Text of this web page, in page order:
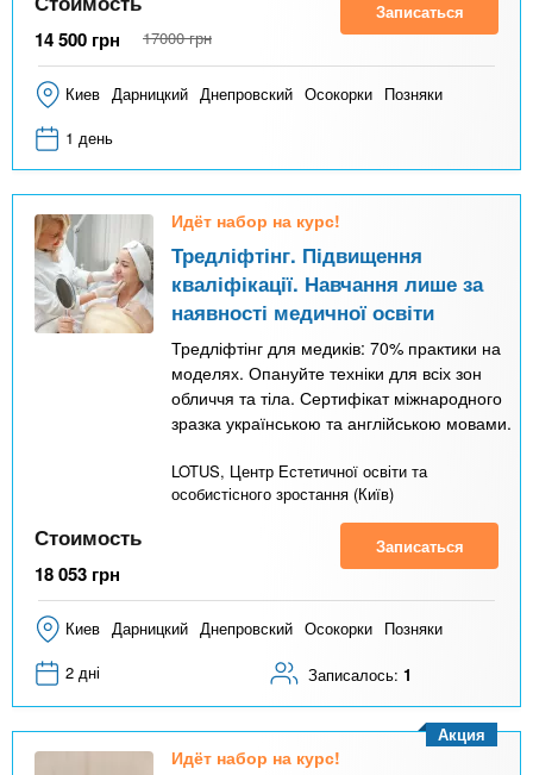
14 500 грн 17000 грн
Записаться
Киев Дарницкий Днепровский Осокорки Позняки
1 день
Идёт набор на курс!
Тредліфтінг. Підвищення
кваліфікації. Навчання лише за
наявності медичної освіти
Тредліфтінг для медиків: 70% практики на
моделях. Опануйте техніки для всіх зон
обличчя та тіла. Сертифікат міжнародного
зразка українською та англійською мовами.
LOTUS, Центр Естетичної освіти та
особистісного зростання (Київ)
Стоимость
18 053 грн
Записаться
Киев Дарницкий Днепровский Осокорки Позняки
2 дні
Записалось: 1
Идёт набор на курс!
Акция